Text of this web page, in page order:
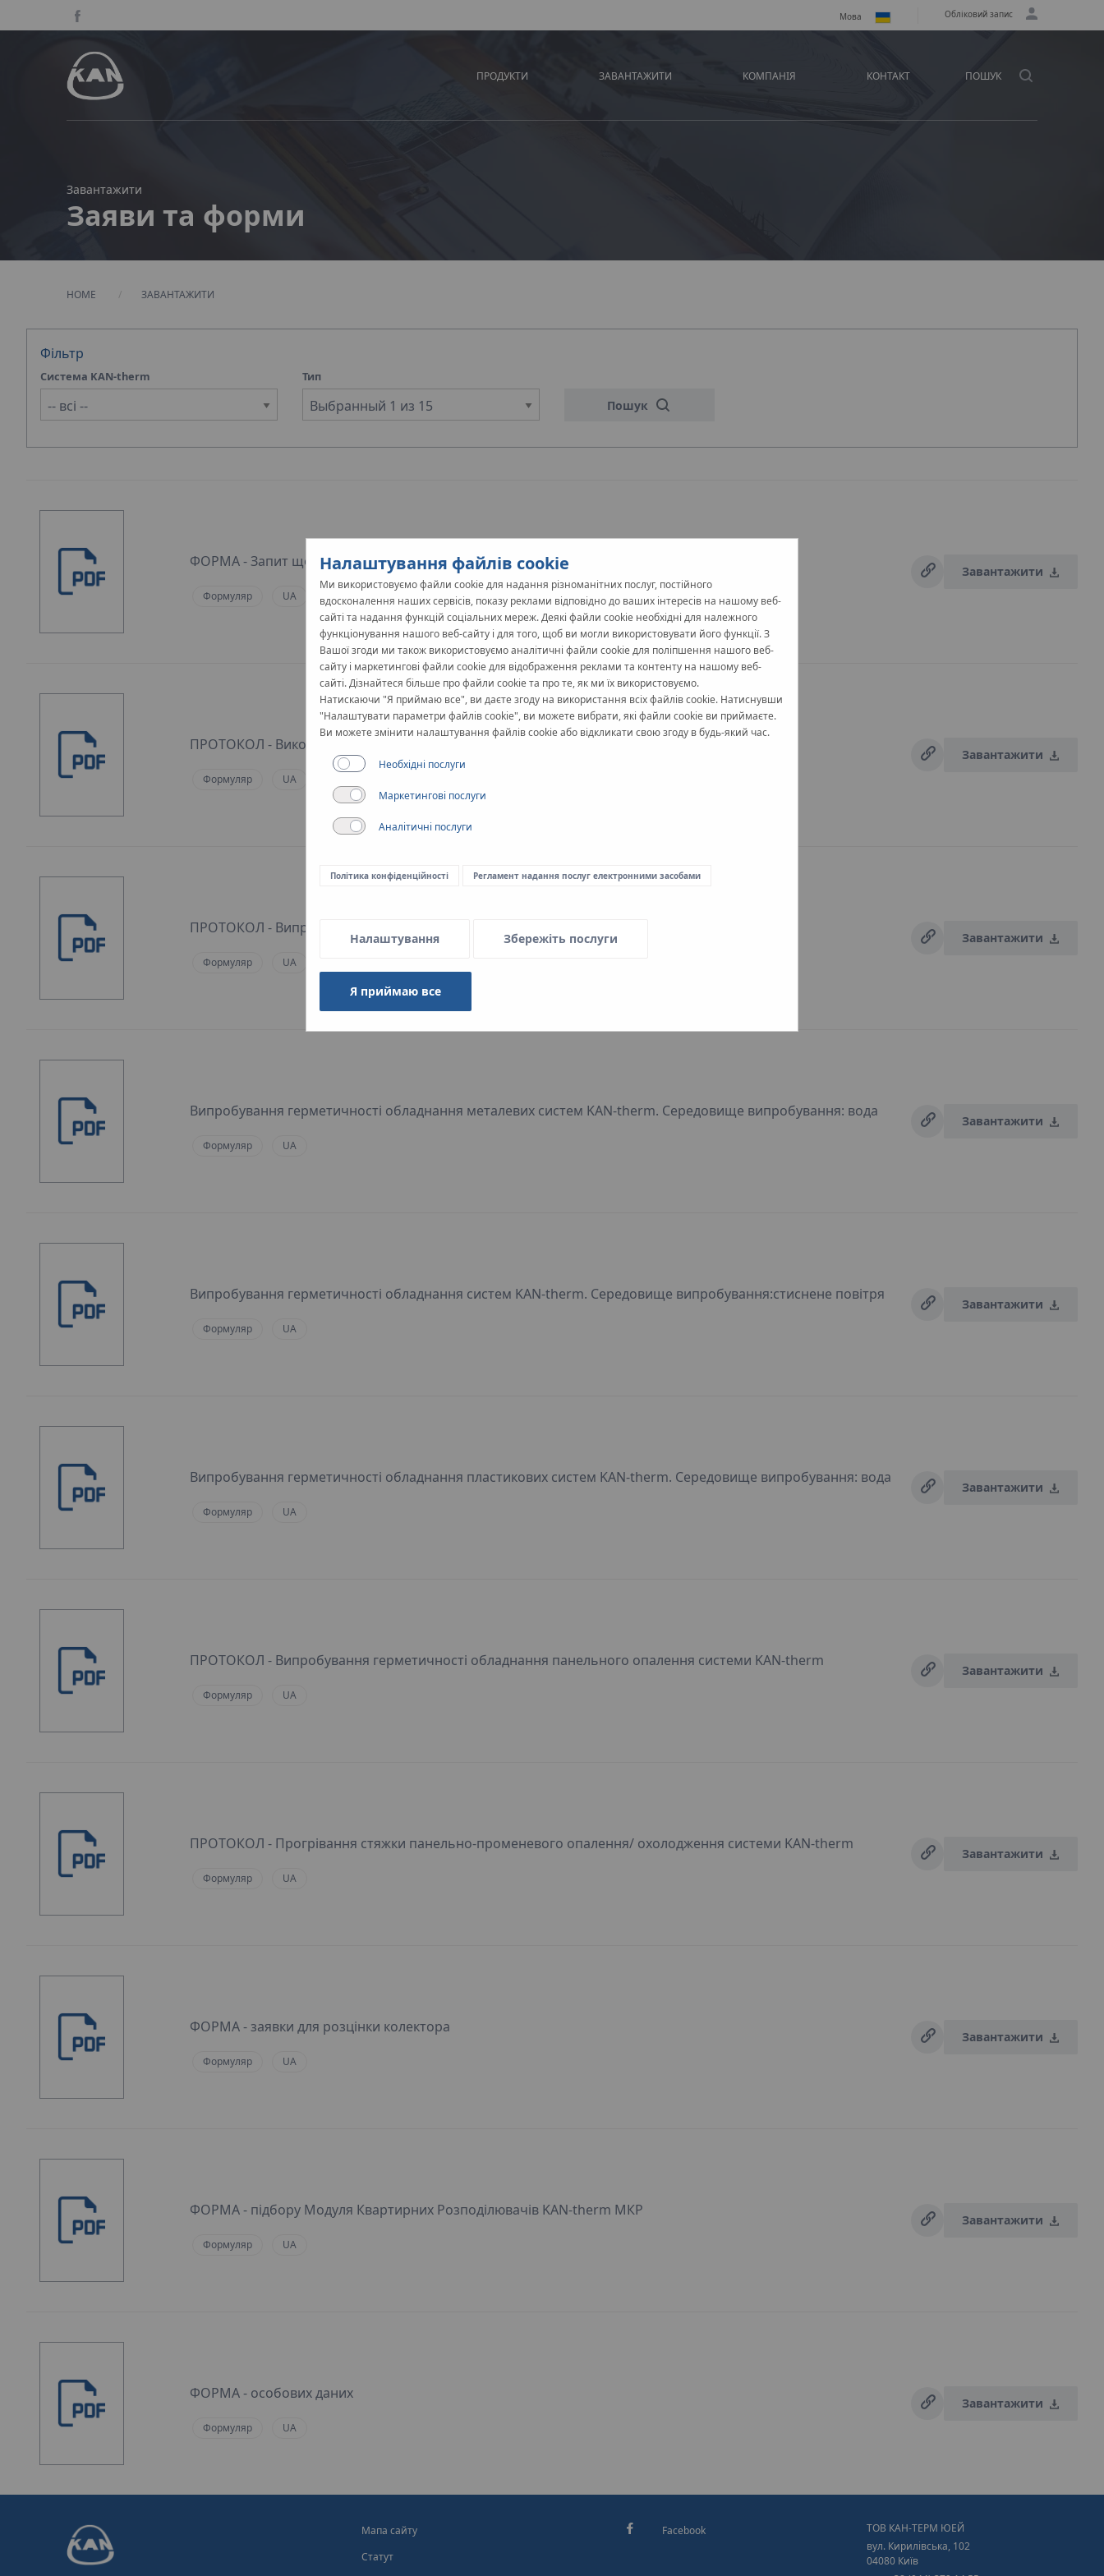
Мова Обліковий запис
ПРОДУКТИ ЗАВАНТАЖИТИ КОМПАНІЯ КОНТАКТ ПОШУК
Завантажити
Заяви та форми
HOME ЗАВАНТАЖИТИ
Фільтр
Система KAN-therm Тип
Выбранный 1 из 15 Пошук
ФОРМA - Запит щодо використання елементів системи KAN-therm в інвестиції
Формуляр UA
Завантажити
ПРОТОКОЛ - Виконання гідравлічного регулювання
Формуляр UA
Завантажити
ПРОТОКОЛ - Випробування герметичності обладнання системи KAN-therm
Формуляр UA
Завантажити
Випробування герметичності обладнання металевих систем KAN-therm. Середовище випробування: вода
Формуляр UA
Завантажити
Випробування герметичності обладнання систем KAN-therm. Середовище випробування:стиснене повітря
Формуляр UA
Завантажити
Випробування герметичності обладнання пластикових систем KAN-therm. Середовище випробування: вода
Формуляр UA
Завантажити
ПРОТОКОЛ - Випробування герметичності обладнання панельного опалення системи KAN-therm
Формуляр UA
Завантажити
ПРОТОКОЛ - Прогрівання стяжки панельно-променевого опалення/ охолодження системи KAN-therm
Формуляр UA
Завантажити
ФОРМA - заявки для розцінки колектора
Формуляр UA
Завантажити
ФОРМA - підбору Модуля Квартирних Розподілювачів KAN-therm МКР
Формуляр UA
Завантажити
ФОРМА - особових даних
Формуляр UA
Завантажити
Мапа сайту
Статут
Facebook
ТОВ КАН-ТЕРМ ЮЕЙ
вул. Кирилівська, 102
04080 Київ
Налаштування файлів cookie
Ми використовуємо файли cookie для надання різноманітних послуг, постійного
вдосконалення наших сервісів, показу реклами відповідно до ваших інтересів на нашому веб-
сайті та надання функцій соціальних мереж. Деякі файли cookie необхідні для належного
функціонування нашого веб-сайту і для того, щоб ви могли використовувати його функції. З
Вашої згоди ми також використовуємо аналітичні файли cookie для поліпшення нашого веб-
сайту і маркетингові файли cookie для відображення реклами та контенту на нашому веб-
сайті. Дізнайтеся більше про файли cookie та про те, як ми їх використовуємо.
Натискаючи "Я приймаю все", ви даєте згоду на використання всіх файлів cookie. Натиснувши
"Налаштувати параметри файлів cookie", ви можете вибрати, які файли cookie ви приймаєте.
Ви можете змінити налаштування файлів cookie або відкликати свою згоду в будь-який час.
Необхідні послуги
Маркетингові послуги
Аналітичні послуги
Політика конфіденційності Регламент надання послуг електронними засобами
Налаштування Збережіть послуги
Я приймаю все